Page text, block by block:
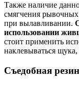
Также наличие
смягчения
при вылавливании.
использовании
стоит применить
наклевываться щука,
Съедобная